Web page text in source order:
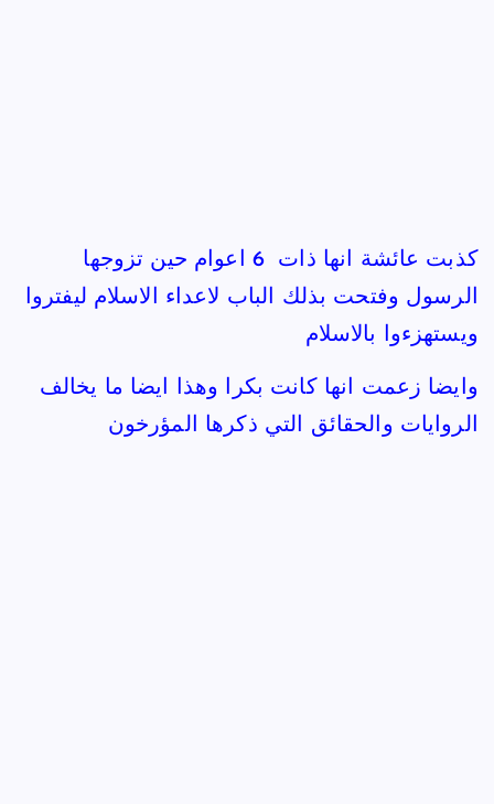
كذبت عائشة انها ذات 6 اعوام حين تزوجها
الرسول وفتحت بذلك الباب لاعداء الاسلام ليفتروا
ويستهزءوا بالاسلام
وايضا زعمت انها كانت بكرا وهذا ايضا ما يخالف
الروايات والحقائق التي ذكرها المؤرخون